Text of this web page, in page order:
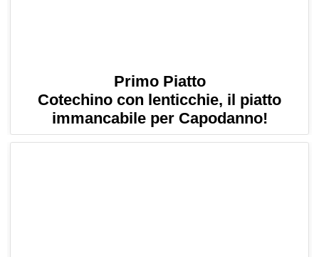
Primo Piatto
Cotechino con lenticchie, il piatto
immancabile per Capodanno!